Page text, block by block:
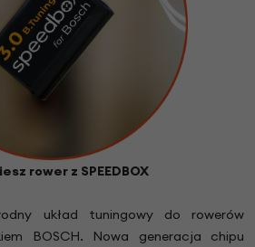
rower z SPEEDBOX
układ tuningowy do rowerów
BOSCH. Nowa generacja chipu